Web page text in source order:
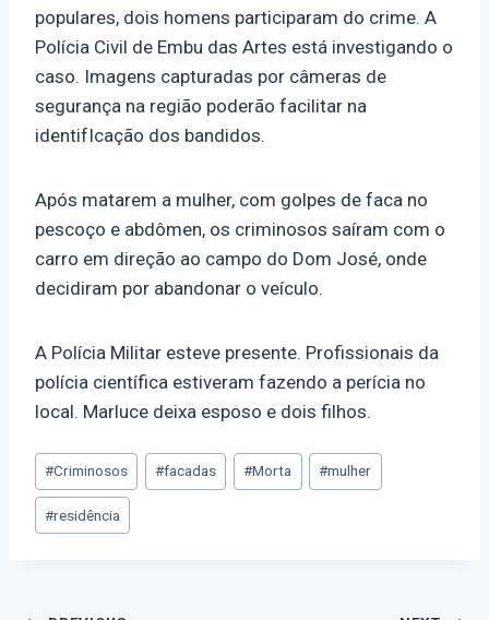
populares, dois homens participaram do crime. A
Polícia Civil de Embu das Artes está investigando o
caso. Imagens capturadas por câmeras de
segurança na região poderão facilitar na
identifIcação dos bandidos.
Após matarem a mulher, com golpes de faca no
pescoço e abdômen, os criminosos saíram com o
carro em direção ao campo do Dom José, onde
decidiram por abandonar o veículo.
A Polícia Militar esteve presente. Profissionais da
polícia científica estiveram fazendo a perícia no
local. Marluce deixa esposo e dois filhos.
#Criminosos #facadas #Morta #mulher
#residência